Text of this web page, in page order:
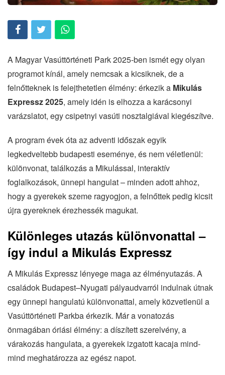
A Magyar Vasúttörténeti Park 2025-ben ismét egy olyan
programot kínál, amely nemcsak a kicsiknek, de a
felnőtteknek is felejthetetlen élmény: érkezik a Mikulás
Expressz 2025, amely idén is elhozza a karácsonyi
varázslatot, egy csipetnyi vasúti nosztalgiával kiegészítve.
A program évek óta az adventi időszak egyik
legkedveltebb budapesti eseménye, és nem véletlenül:
különvonat, találkozás a Mikulással, interaktív
foglalkozások, ünnepi hangulat – minden adott ahhoz,
hogy a gyerekek szeme ragyogjon, a felnőttek pedig kicsit
újra gyereknek érezhessék magukat.
Különleges utazás különvonattal –
így indul a Mikulás Expressz
A Mikulás Expressz lényege maga az élményutazás. A
családok Budapest–Nyugati pályaudvarról indulnak útnak
egy ünnepi hangulatú különvonattal, amely közvetlenül a
Vasúttörténeti Parkba érkezik. Már a vonatozás
önmagában óriási élmény: a díszített szerelvény, a
várakozás hangulata, a gyerekek izgatott kacaja mind-
mind meghatározza az egész napot.